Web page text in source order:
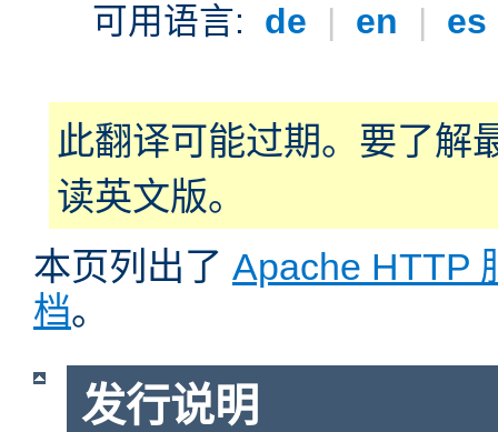
可用语言: de | en | es
此翻译可能过期。要了解
读英文版。
本页列出了 Apache HTTP
档。
发行说明